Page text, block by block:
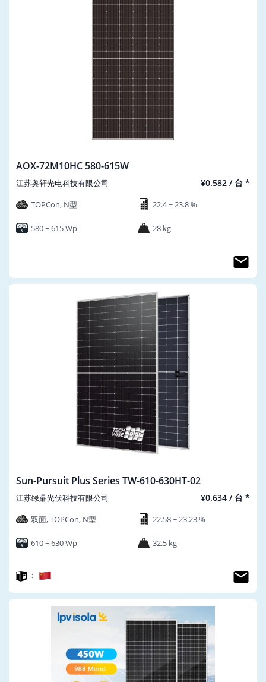
AOX-72M10HC 580-615W
江苏奥轩光电科技有限公司 ¥0.582 / 台 *
TOPCon, N型 22.4 ~ 23.8 %
580 ~ 615 Wp 28 kg
Sun-Pursuit Plus Series TW-610-630HT-02
江苏绿鼎光伏科技有限公司 ¥0.634 / 台 *
双面, TOPCon, N型 22.58 ~ 23.23 %
610 ~ 630 Wp 32.5 kg
：